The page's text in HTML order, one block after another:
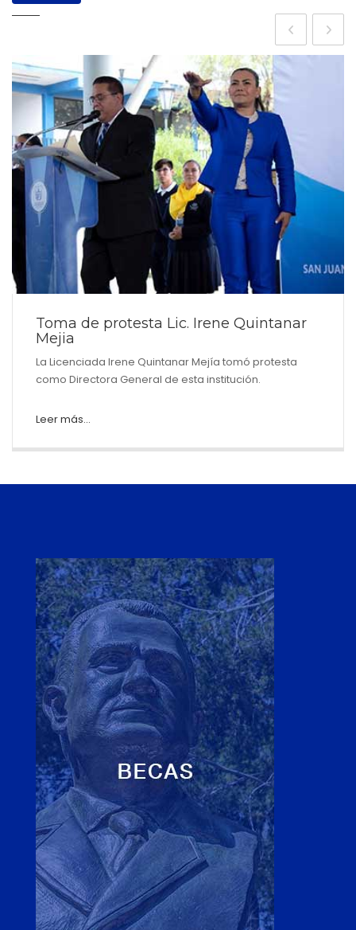
Toma de protesta Lic. Irene Quintanar
Mejia
La Licenciada Irene Quintanar Mejía tomó protesta
como Directora General de esta institución.
Leer más...